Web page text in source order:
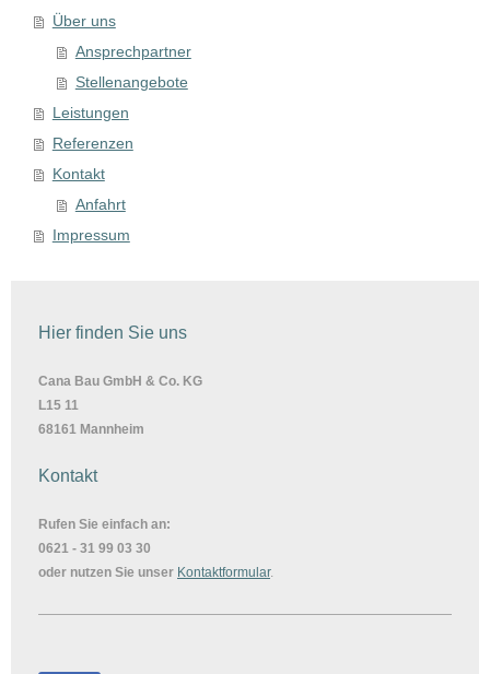
Über uns
Ansprechpartner
Stellenangebote
Leistungen
Referenzen
Kontakt
Anfahrt
Impressum
Hier finden Sie uns
Cana Bau GmbH & Co. KG
L15 11
68161 Mannheim
Kontakt
Rufen Sie einfach an:
0621 - 31 99 03 30
oder nutzen Sie unser Kontaktformular.